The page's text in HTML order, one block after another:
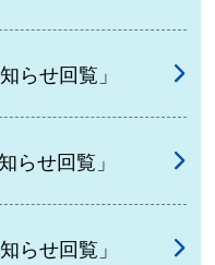
らせ回覧」
らせ回覧」
らせ回覧」